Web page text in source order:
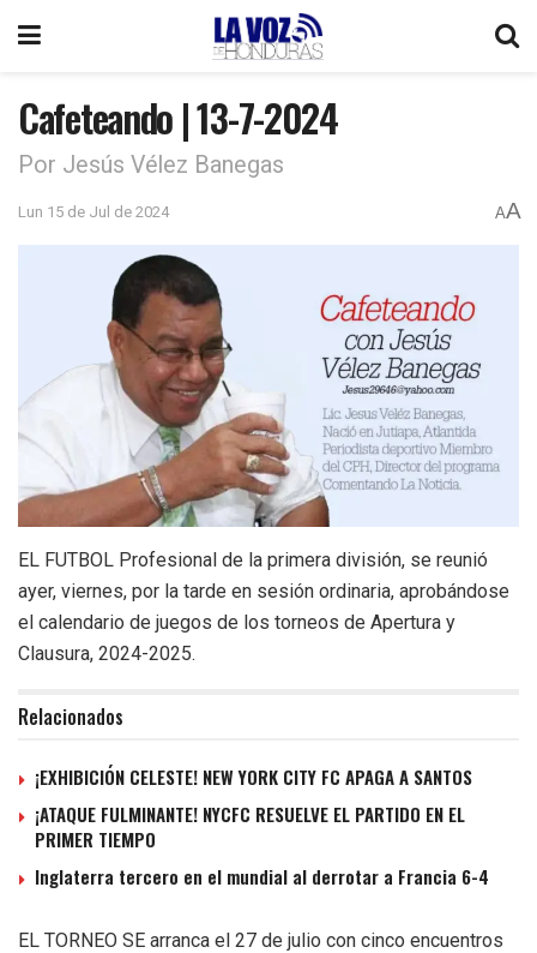
Cafeteando | 13-7-2024
Por Jesús Vélez Banegas
Lun 15 de Jul de 2024 AA
EL FUTBOL Profesional de la primera división, se reunió
ayer, viernes, por la tarde en sesión ordinaria, aprobándose
el calendario de juegos de los torneos de Apertura y
Clausura, 2024-2025.
Relacionados
¡EXHIBICIÓN CELESTE! NEW YORK CITY FC APAGA A SANTOS
¡ATAQUE FULMINANTE! NYCFC RESUELVE EL PARTIDO EN EL
PRIMER TIEMPO
Inglaterra tercero en el mundial al derrotar a Francia 6-4
EL TORNEO SE arranca el 27 de julio con cinco encuentros